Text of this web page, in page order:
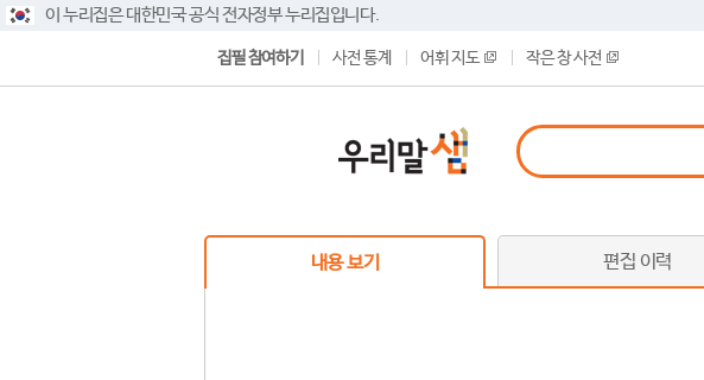
이 누리집은 대한민국 공식 전자정부 누리집입니다.
집필 참여하기 사전 통계 어휘 지도 작은 창 사전
내용 보기 편집 이력